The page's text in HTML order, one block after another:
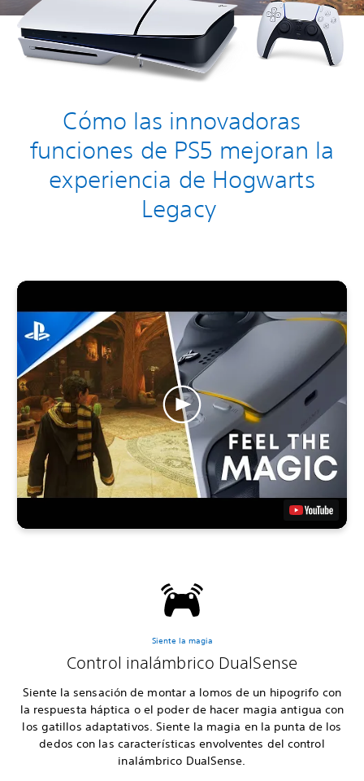
Cómo las innovadoras
funciones de PS5 mejoran la
experiencia de Hogwarts
Legacy
Siente la magia
Control inalámbrico DualSense
Siente la sensación de montar a lomos de un hipogrifo con
la respuesta háptica o el poder de hacer magia antigua con
los gatillos adaptativos. Siente la magia en la punta de los
dedos con las características envolventes del control
inalámbrico DualSense.